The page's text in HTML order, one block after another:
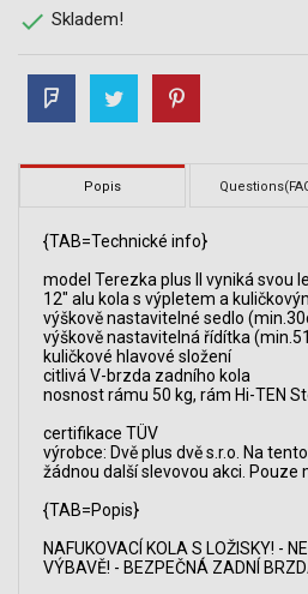
 Skladem!
Popis
{TAB=Technické info}
model Terezka plus II vyniká svou
12" alu kola s výpletem a
výškově nastavitelné sedlo
výškově nastavitelná řídítka
kuličkové hlavové složení
citlivá V-brzda zadního kola
nosnost rámu 50 kg, rám Hi-TEN
certifikace TÜV
výrobce: Dvě plus dvě s.r.o. Na
žádnou další slevovou akci. Pouze
{TAB=Popis}
NAFUKOVACÍ KOLA S LOŽISKY! -
VÝBAVĚ! - BEZPEČNÁ ZADNÍ